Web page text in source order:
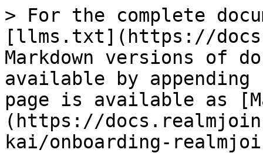
> For the complete
[llms.txt](https://
Markdown versions of
available by
page is available as
(https://
kai/onboarding-